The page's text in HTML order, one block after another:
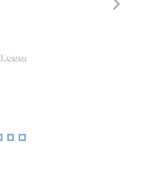
Next